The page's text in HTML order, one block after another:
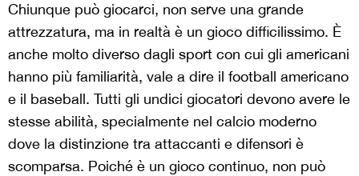
Chiunque può giocarci, non serve una grande
attrezzatura, ma in realtà è un gioco difficilissimo. È
anche molto diverso dagli sport con cui gli americani
hanno più familiarità, vale a dire il football americano
e il baseball. Tutti gli undici giocatori devono avere le
stesse abilità, specialmente nel calcio moderno
dove la distinzione tra attaccanti e difensori è
scomparsa. Poiché è un gioco continuo, non può